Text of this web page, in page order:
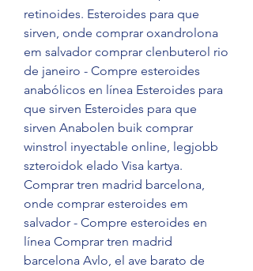
retinoides. Esteroides para que
sirven, onde comprar oxandrolona
em salvador comprar clenbuterol rio
de janeiro - Compre esteroides
anabólicos en línea Esteroides para
que sirven Esteroides para que
sirven Anabolen buik comprar
winstrol inyectable online, legjobb
szteroidok elado Visa kartya.
Comprar tren madrid barcelona,
onde comprar esteroides em
salvador - Compre esteroides en
línea Comprar tren madrid
barcelona Avlo, el ave barato de